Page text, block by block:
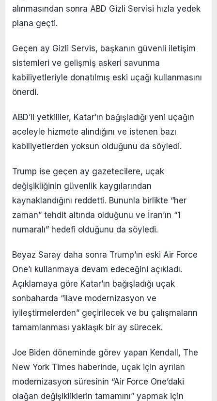
alınmasından sonra ABD Gizli Servisi hızla yedek
plana geçti.
Geçen ay Gizli Servis, başkanın güvenli iletişim
sistemleri ve gelişmiş askeri savunma
kabiliyetleriyle donatılmış eski uçağı kullanmasını
önerdi.
ABD’li yetkililer, Katar’ın bağışladığı yeni uçağın
aceleyle hizmete alındığını ve istenen bazı
kabiliyetlerden yoksun olduğunu da söyledi.
Trump ise geçen ay gazetecilere, uçak
değişikliğinin güvenlik kaygılarından
kaynaklandığını reddetti. Bununla birlikte “her
zaman” tehdit altında olduğunu ve İran’ın “1
numaralı” hedefi olduğunu da söyledi.
Beyaz Saray daha sonra Trump’ın eski Air Force
One’ı kullanmaya devam edeceğini açıkladı.
Açıklamaya göre Katar’ın bağışladığı uçak
sonbaharda “ilave modernizasyon ve
iyileştirmelerden” geçirilecek ve bu çalışmaların
tamamlanması yaklaşık bir ay sürecek.
Joe Biden döneminde görev yapan Kendall, The
New York Times haberinde, uçak için ayrılan
modernizasyon süresinin “Air Force One’daki
olağan değişikliklerin tamamını” yapmak için